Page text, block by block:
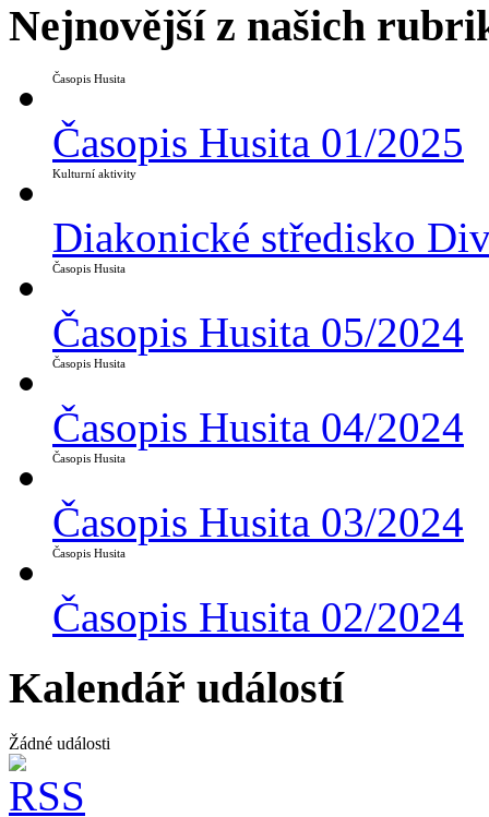
Nejnovější z našich
Časopis Husita
Časopis Husita 01/2025
Kulturní aktivity
Diakonické středisko
Časopis Husita
Časopis Husita 05/2024
Časopis Husita
Časopis Husita 04/2024
Časopis Husita
Časopis Husita 03/2024
Časopis Husita
Časopis Husita 02/2024
Kalendář událostí
Žádné události